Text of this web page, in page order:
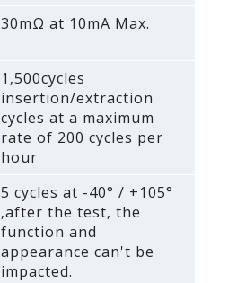
30mΩ at 10mA Max.
1‚500cycles
insertion/extraction
cycles at a maximum
rate of 200 cycles per
hour
5 cycles at -40° / +105°
‚after the test‚ the
function and
appearance can't be
impacted.